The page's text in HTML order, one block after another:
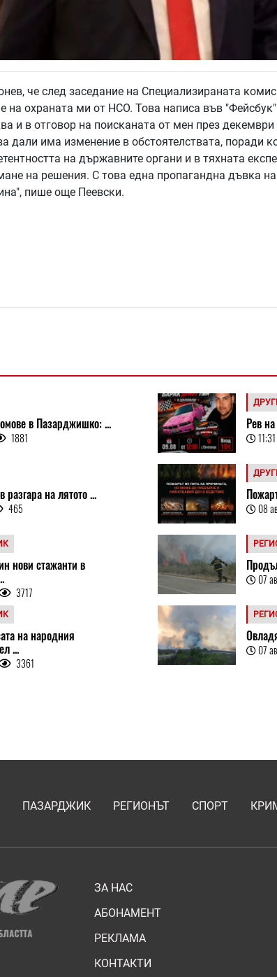
че след заседание на Специализираната
на охраната ми от НСО. Това написа във
и в отговор на поисканата от мен през
дали има изменение в обстоятелствата, поради
на държавните органи и в тяхната
на решения. С това една пропагандна дъвка
пише още Пеевски.
в Пазарджишко: ...
1881
Рев
11:31
разгара на лятото ...
465 08
нови стажанти в
3717
07
на народния
...
3361
07
ПАЗАРДЖИК РЕГИОНЪТ СПОРТ
ЗА НАС
АБОНАМЕНТ
РЕКЛАМА
КОНТАКТИ